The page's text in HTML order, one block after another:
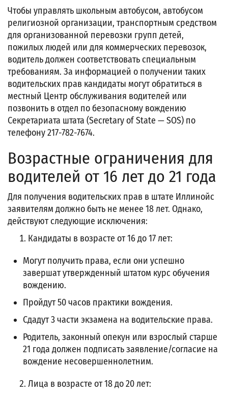
Чтобы управлять школьным автобусом, автобусом
религиозной организации, транспортным средством
для организованной перевозки групп детей,
пожилых людей или для коммерческих перевозок,
водитель должен соответствовать специальным
требованиям. За информацией о получении таких
водительских прав кандидаты могут обратиться в
местный Центр обслуживания водителей или
позвонить в отдел по безопасному вождению
Секретариата штата (Secretary of State — SOS) по
телефону 217-782-7674.
Возрастные ограничения для
водителей от 16 лет до 21 года
Для получения водительских прав в штате Иллинойс
заявителям должно быть не менее 18 лет. Однако,
действуют следующие исключения:
Кандидаты в возрасте от 16 до 17 лет:
Могут получить права, если они успешно
завершат утвержденный штатом курс обучения
вождению.
Пройдут 50 часов практики вождения.
Сдадут 3 части экзамена на водительские права.
Родитель, законный опекун или взрослый старше
21 года должен подписать заявление/согласие на
вождение несовершеннолетним.
Лица в возрасте от 18 до 20 лет: